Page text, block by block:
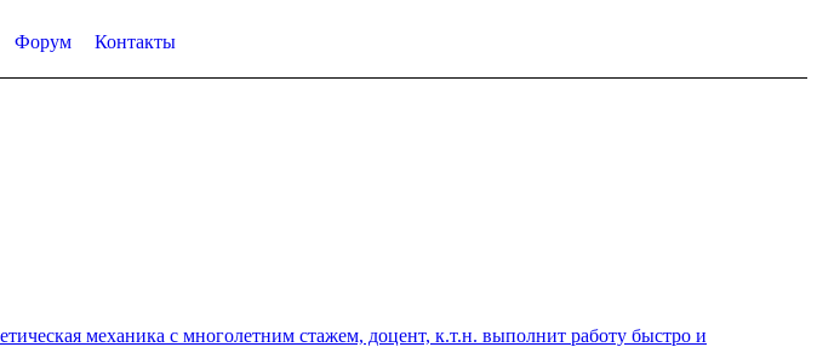
Форум Контакты
механика с многолетним стажем, доцент, к.т.н. выполнит работу быстро и